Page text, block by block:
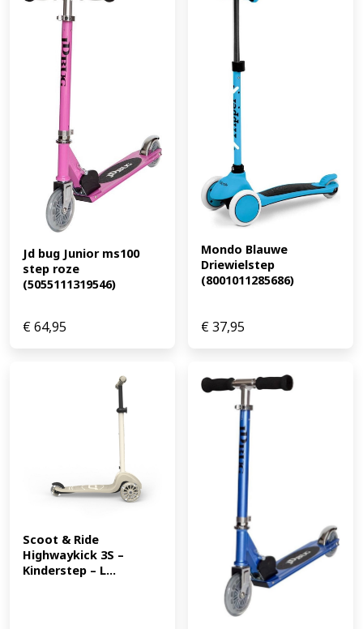
180 mm voor en achter Lagers: ABEC-7 staal Voorvork:
Staal Rem: Stalen achterrem Lower clamp: Aluminium
met 2 bouten Handgrepen: TPR Maximale belasting: 100
kg Veiligheid De Kick'n'Roll A2-180 voldoet aan de
Europese veiligheidsnorm EN14619 Class A. Geschikt
voor kinderen tieners dagelijks gebruik school en vrije
tijd recreatief steppen (EAN: 6973383151079)
Jd bug Junior ms100
step roze
(5055111319546)
€64,95
Mondo Blauwe
Driewielstep
(8001011285686)
€37,95
Scoot & Ride
Highwaykick 3S –
Kinderstep – L...